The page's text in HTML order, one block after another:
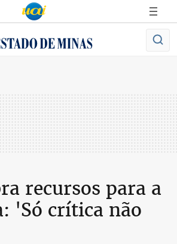
recursos para a
'Só crítica não